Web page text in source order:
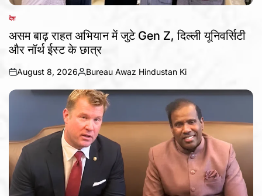
POSTED
देश
असम बाढ़ राहत अभियान में जुटे Gen Z, दिल्ली यूनिवर्सिटी
और नॉर्थ ईस्ट के छात्र
on
August 8, 2026
Posted
by
Bureau Awaz Hindustan Ki